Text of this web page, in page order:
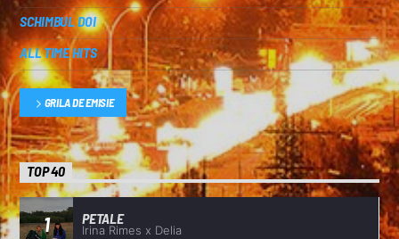
SCHIMBUL DOI
ALL TIME HITS
GRILA DE EMISIE
TOP 40
1 PETALE
Irina Rimes x Delia